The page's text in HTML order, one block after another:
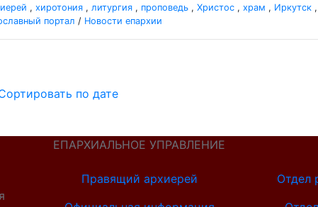
иерей , хиротония , литургия , проповедь , Христос , храм , Иркутск ,
портал / Новости епархии
по дате
ЕПАРХИАЛЬНОЕ УПРАВЛЕНИЕ
Правящий архиерей
Отдел